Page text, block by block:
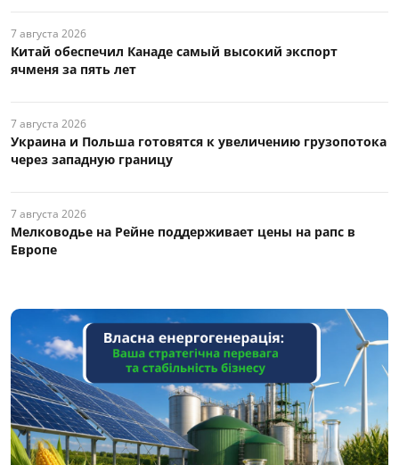
7 августа 2026
Китай обеспечил Канаде самый высокий экспорт
ячменя за пять лет
7 августа 2026
Украина и Польша готовятся к увеличению грузопотока
через западную границу
7 августа 2026
Мелководье на Рейне поддерживает цены на рапс в
Европе